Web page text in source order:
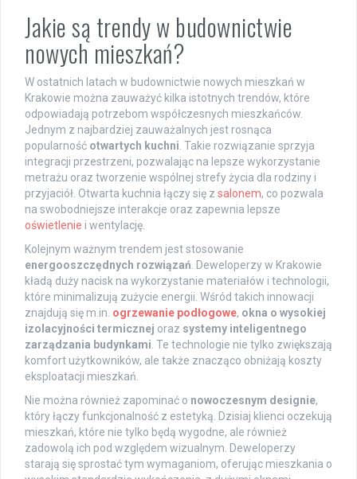
Jakie są trendy w budownictwie
nowych mieszkań?
W ostatnich latach w budownictwie nowych mieszkań w
Krakowie można zauważyć kilka istotnych trendów, które
odpowiadają potrzebom współczesnych mieszkańców.
Jednym z najbardziej zauważalnych jest rosnąca
popularność otwartych kuchni . Takie rozwiązanie sprzyja
integracji przestrzeni, pozwalając na lepsze wykorzystanie
metrażu oraz tworzenie wspólnej strefy życia dla rodziny i
przyjaciół. Otwarta kuchnia łączy się z salonem, co pozwala
na swobodniejsze interakcje oraz zapewnia lepsze
oświetlenie i wentylację.
Kolejnym ważnym trendem jest stosowanie
energooszczędnych rozwiązań . Deweloperzy w Krakowie
kładą duży nacisk na wykorzystanie materiałów i technologii,
które minimalizują zużycie energii. Wśród takich innowacji
znajdują się m.in. ogrzewanie podłogowe, okna o wysokiej
izolacyjności termicznej oraz systemy inteligentnego
zarządzania budynkami . Te technologie nie tylko zwiększają
komfort użytkowników, ale także znacząco obniżają koszty
eksploatacji mieszkań.
Nie można również zapominać o nowoczesnym designie,
który łączy funkcjonalność z estetyką. Dzisiaj klienci oczekują
mieszkań, które nie tylko będą wygodne, ale również
zadowolą ich pod względem wizualnym. Deweloperzy
starają się sprostać tym wymaganiom, oferując mieszkania o